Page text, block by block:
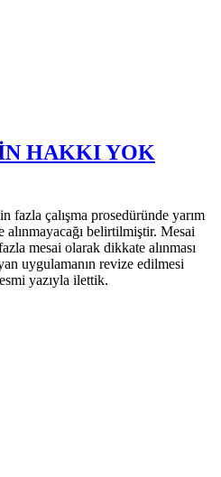
HAKKI YOK
fazla çalışma prosedüründe yarım
belirtilmiştir. Mesai
mesai olarak dikkate alınması
uygulamanın revize edilmesi
yazıyla ilettik.